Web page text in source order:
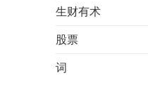
生财有术
股票
词